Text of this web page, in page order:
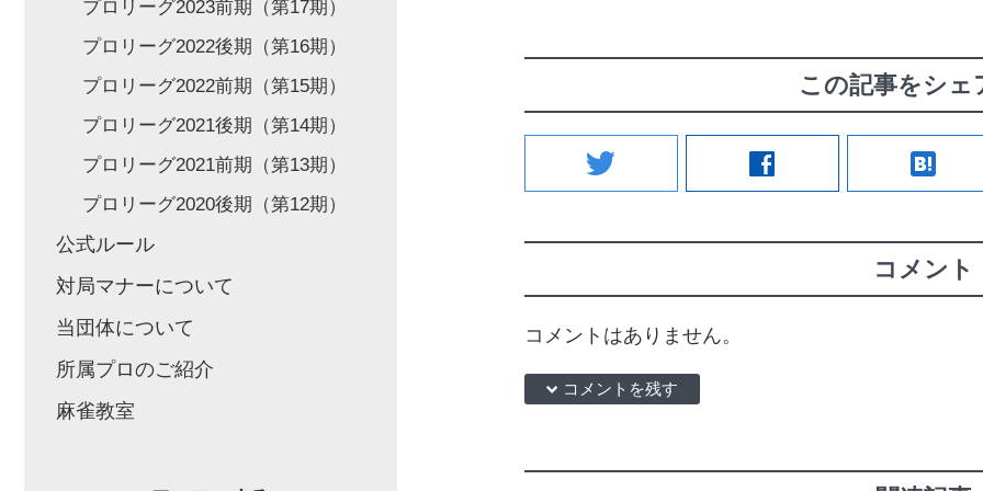
この記事をシェ
twitter facebook hatenabookmark
コメント
コメントはありません。
down コメントを残す
プロリーグ2023前期（第17期）
プロリーグ2022後期（第16期）
プロリーグ2022前期（第15期）
プロリーグ2021後期（第14期）
プロリーグ2021前期（第13期）
プロリーグ2020後期（第12期）
公式ルール
対局マナーについて
当団体について
所属プロのご紹介
麻雀教室